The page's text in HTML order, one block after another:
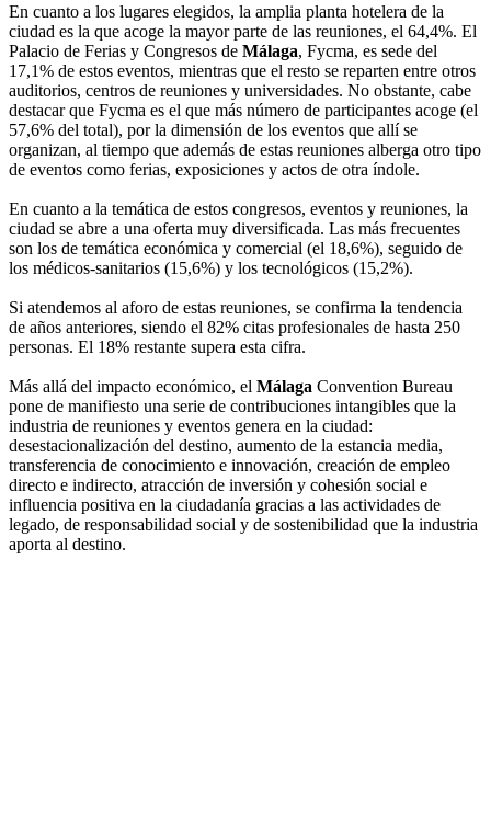
En cuanto a los lugares elegidos, la amplia planta hotelera de la
ciudad es la que acoge la mayor parte de las reuniones, el 64,4%. El
Palacio de Ferias y Congresos de Málaga, Fycma, es sede del
17,1% de estos eventos, mientras que el resto se reparten entre otros
auditorios, centros de reuniones y universidades. No obstante, cabe
destacar que Fycma es el que más número de participantes acoge (el
57,6% del total), por la dimensión de los eventos que allí se
organizan, al tiempo que además de estas reuniones alberga otro tipo
de eventos como ferias, exposiciones y actos de otra índole.
En cuanto a la temática de estos congresos, eventos y reuniones, la
ciudad se abre a una oferta muy diversificada. Las más frecuentes
son los de temática económica y comercial (el 18,6%), seguido de
los médicos-sanitarios (15,6%) y los tecnológicos (15,2%).
Si atendemos al aforo de estas reuniones, se confirma la tendencia
de años anteriores, siendo el 82% citas profesionales de hasta 250
personas. El 18% restante supera esta cifra.
Más allá del impacto económico, el Málaga Convention Bureau
pone de manifiesto una serie de contribuciones intangibles que la
industria de reuniones y eventos genera en la ciudad:
desestacionalización del destino, aumento de la estancia media,
transferencia de conocimiento e innovación, creación de empleo
directo e indirecto, atracción de inversión y cohesión social e
influencia positiva en la ciudadanía gracias a las actividades de
legado, de responsabilidad social y de sostenibilidad que la industria
aporta al destino.